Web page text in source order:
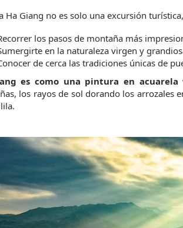
Ha Giang no es solo una excursión
los pasos de montaña más
en la naturaleza virgen y
de cerca las tradiciones únicas de
es como una pintura en acuarela
los rayos de sol dorando los arrozales